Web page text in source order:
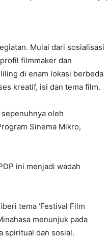
Mulai dari sosialisasi
filmmaker dan
di enam lokasi berbeda
kreatif, isi dan tema film.
oleh
Sinema Mikro,
ini menjadi wadah
tema ‘Festival Film
menunjuk pada
spiritual dan sosial.